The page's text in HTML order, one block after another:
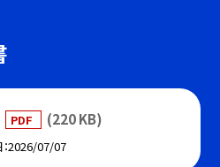
PDF (220 KB)
2026/07/07